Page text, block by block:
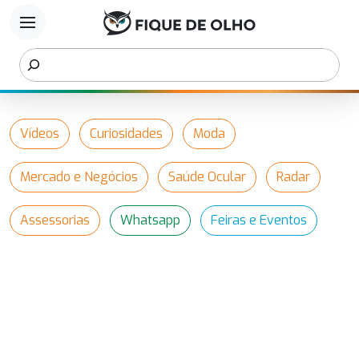
menu
Vídeos Curiosidades Moda
Mercado e Negócios Saúde Ocular Radar
Assessorias Whatsapp Feiras e Eventos